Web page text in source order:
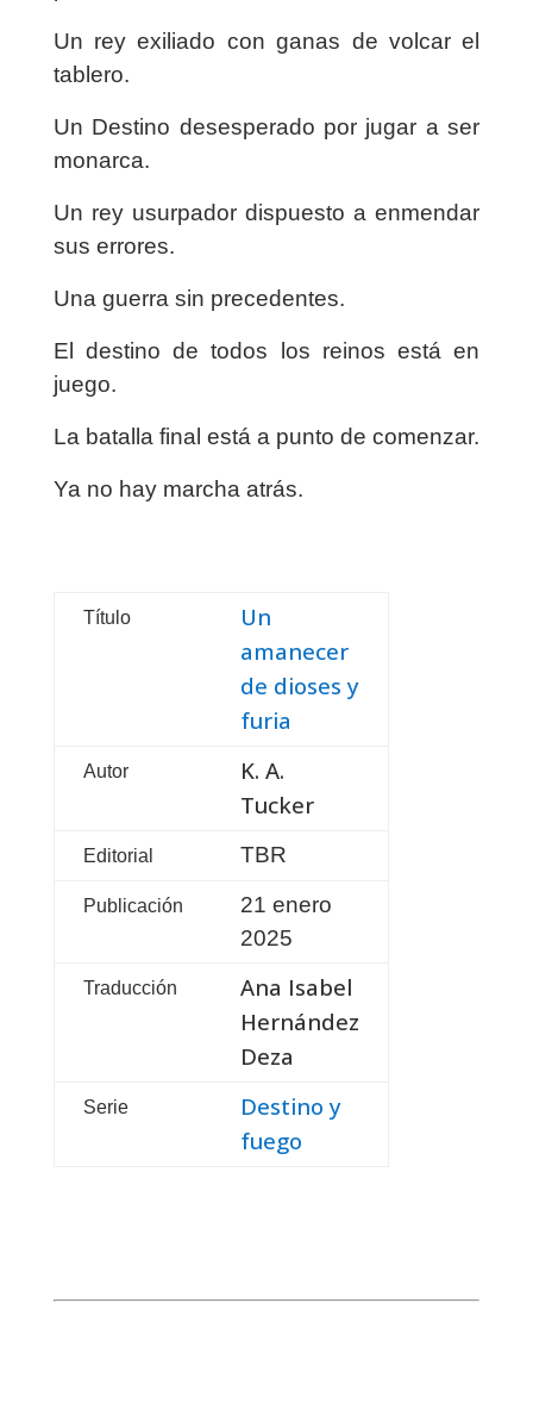
Un rey exiliado con ganas de volcar el
tablero.
Un Destino desesperado por jugar a ser
monarca.
Un rey usurpador dispuesto a enmendar
sus errores.
Una guerra sin precedentes.
El destino de todos los reinos está en
juego.
La batalla final está a punto de comenzar.
Ya no hay marcha atrás.
Título
Un
amanecer
de dioses y
furia
Autor
K. A.
Tucker
Editorial TBR
Publicación
21 enero
2025
Traducción
Ana Isabel
Hernández
Deza
Serie
Destino y
fuego